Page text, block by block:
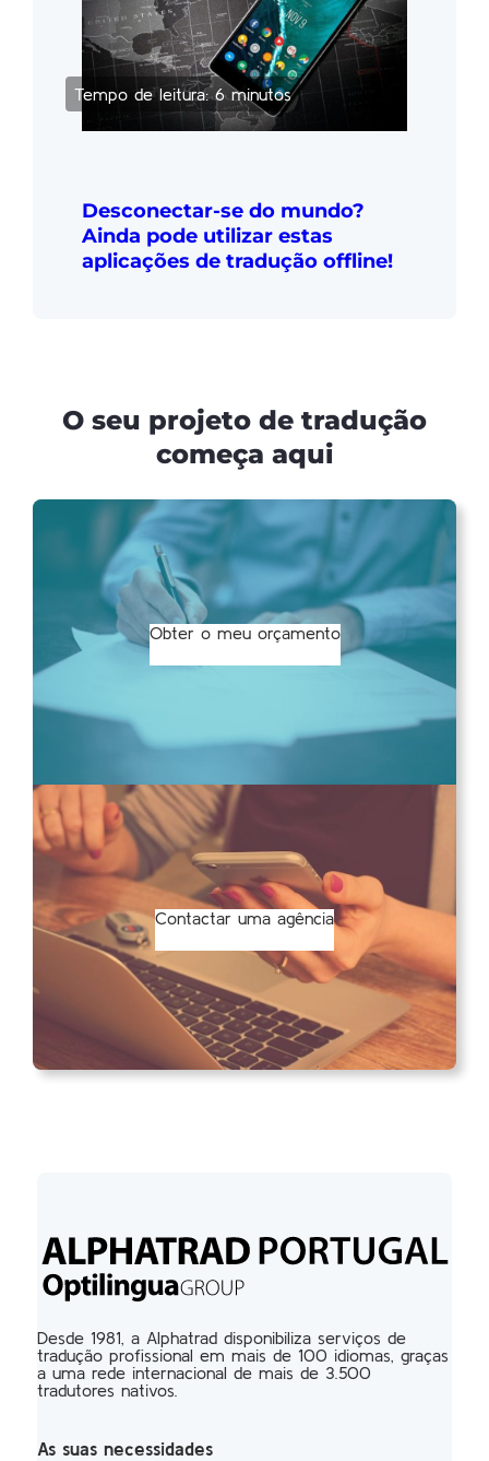
Tempo de leitura: 6 minutos
Desconectar-se do mundo?
Ainda pode utilizar estas
aplicações de tradução offline!
O seu projeto de tradução
começa aqui
Obter o meu orçamento
Contactar uma agência
Desde 1981, a Alphatrad disponibiliza serviços de
tradução profissional em mais de 100 idiomas, graças
a uma rede internacional de mais de 3.500
tradutores nativos.
As suas necessidades